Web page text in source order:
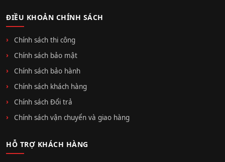
ĐIỀU KHOẢN CHÍNH SÁCH
Chính sách thi công
Chính sách bảo mật
Chính sách bảo hành
Chính sách khách hàng
Chính sách Đổi trả
Chính sách vận chuyển và giao hàng
HỖ TRỢ KHÁCH HÀNG